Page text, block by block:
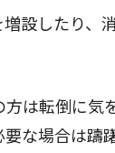
設したり、
は転倒に気
な場合は躊